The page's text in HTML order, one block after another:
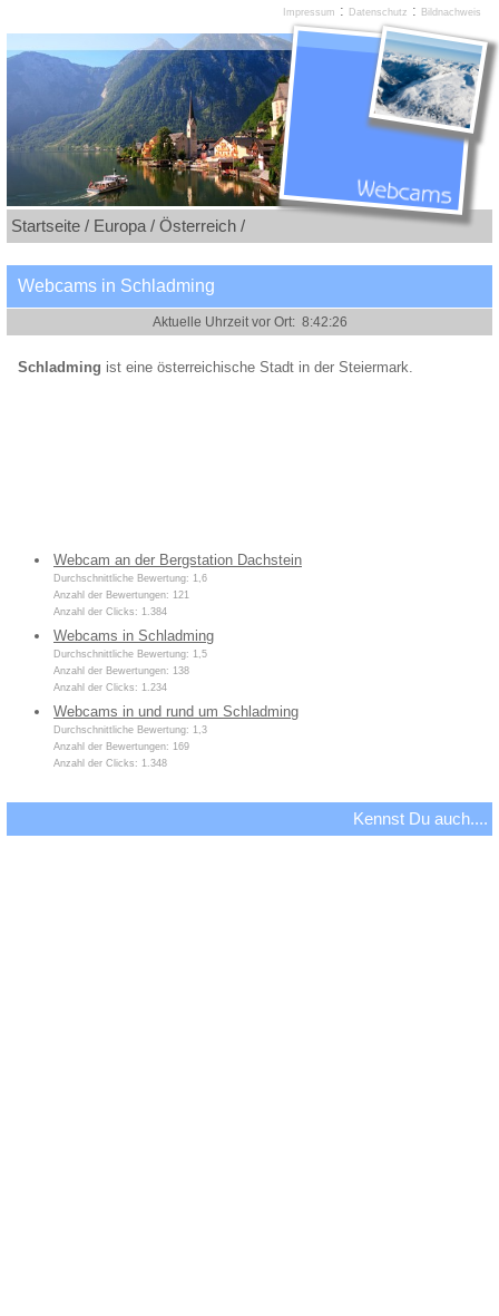
Startseite / Europa / Österreich /
Webcams in Schladming
Schladming ist eine österreichische Stadt in der Steiermark.
Webcam an der Bergstation Dachstein
Durchschnittliche Bewertung: 1,6
Anzahl der Bewertungen: 121
Anzahl der Clicks: 1.384
Webcams in Schladming
Durchschnittliche Bewertung: 1,5
Anzahl der Bewertungen: 138
Anzahl der Clicks: 1.234
Webcams in und rund um Schladming
Durchschnittliche Bewertung: 1,3
Anzahl der Bewertungen: 169
Anzahl der Clicks: 1.348
Kennst Du auch....
Impressum : Datenschutz : Bildnachweis